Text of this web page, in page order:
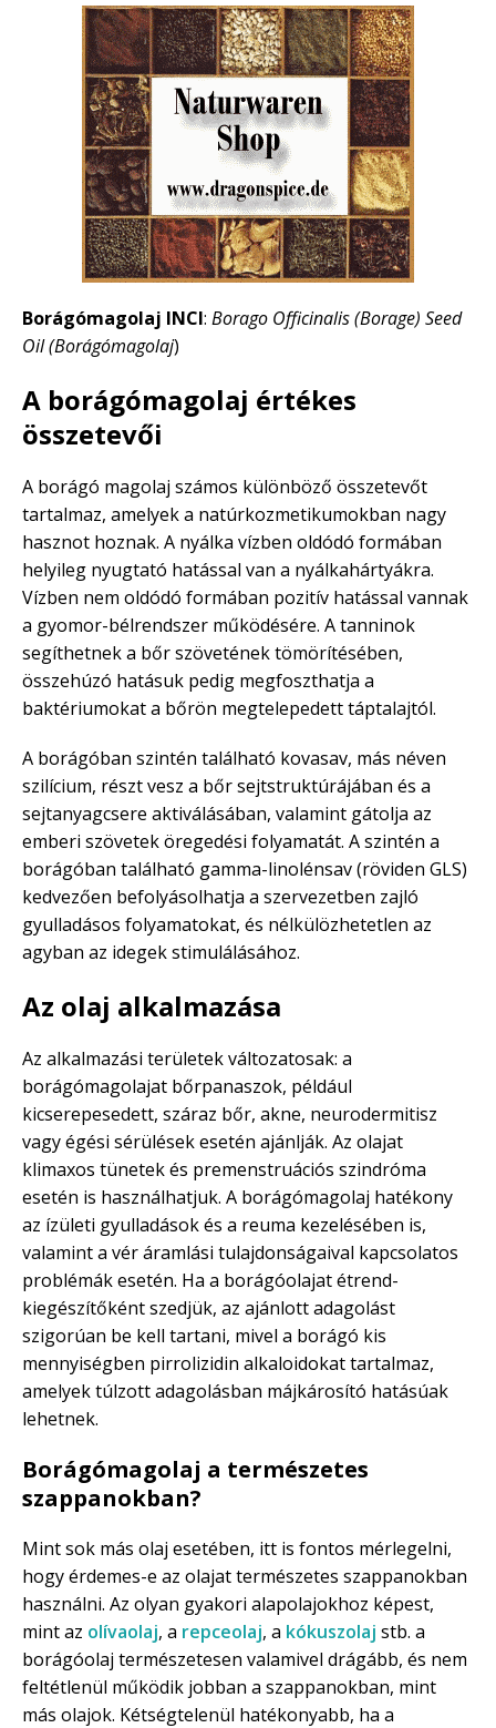
Borágómagolaj INCI: Borago Officinalis (Borage) Seed
Oil (Borágómagolaj)
A borágómagolaj értékes
összetevői
A borágó magolaj számos különböző összetevőt
tartalmaz, amelyek a natúrkozmetikumokban nagy
hasznot hoznak. A nyálka vízben oldódó formában
helyileg nyugtató hatással van a nyálkahártyákra.
Vízben nem oldódó formában pozitív hatással vannak
a gyomor-bélrendszer működésére. A tanninok
segíthetnek a bőr szövetének tömörítésében,
összehúzó hatásuk pedig megfoszthatja a
baktériumokat a bőrön megtelepedett táptalajtól.
A borágóban szintén található kovasav, más néven
szilícium, részt vesz a bőr sejtstruktúrájában és a
sejtanyagcsere aktiválásában, valamint gátolja az
emberi szövetek öregedési folyamatát. A szintén a
borágóban található gamma-linolénsav (röviden GLS)
kedvezően befolyásolhatja a szervezetben zajló
gyulladásos folyamatokat, és nélkülözhetetlen az
agyban az idegek stimulálásához.
Az olaj alkalmazása
Az alkalmazási területek változatosak: a
borágómagolajat bőrpanaszok, például
kicserepesedett, száraz bőr, akne, neurodermitisz
vagy égési sérülések esetén ajánlják. Az olajat
klimaxos tünetek és premenstruációs szindróma
esetén is használhatjuk. A borágómagolaj hatékony
az ízületi gyulladások és a reuma kezelésében is,
valamint a vér áramlási tulajdonságaival kapcsolatos
problémák esetén. Ha a borágóolajat étrend-
kiegészítőként szedjük, az ajánlott adagolást
szigorúan be kell tartani, mivel a borágó kis
mennyiségben pirrolizidin alkaloidokat tartalmaz,
amelyek túlzott adagolásban májkárosító hatásúak
lehetnek.
Borágómagolaj a természetes
szappanokban?
Mint sok más olaj esetében, itt is fontos mérlegelni,
hogy érdemes-e az olajat természetes szappanokban
használni. Az olyan gyakori alapolajokhoz képest,
mint az olívaolaj, a repceolaj, a kókuszolaj stb. a
borágóolaj természetesen valamivel drágább, és nem
feltétlenül működik jobban a szappanokban, mint
más olajok. Kétségtelenül hatékonyabb, ha a